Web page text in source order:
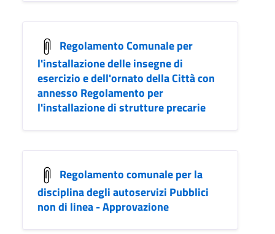
Regolamento Comunale per
l'installazione delle insegne di
esercizio e dell'ornato della Città con
annesso Regolamento per
l'installazione di strutture precarie
Regolamento comunale per la
disciplina degli autoservizi Pubblici
non di linea - Approvazione